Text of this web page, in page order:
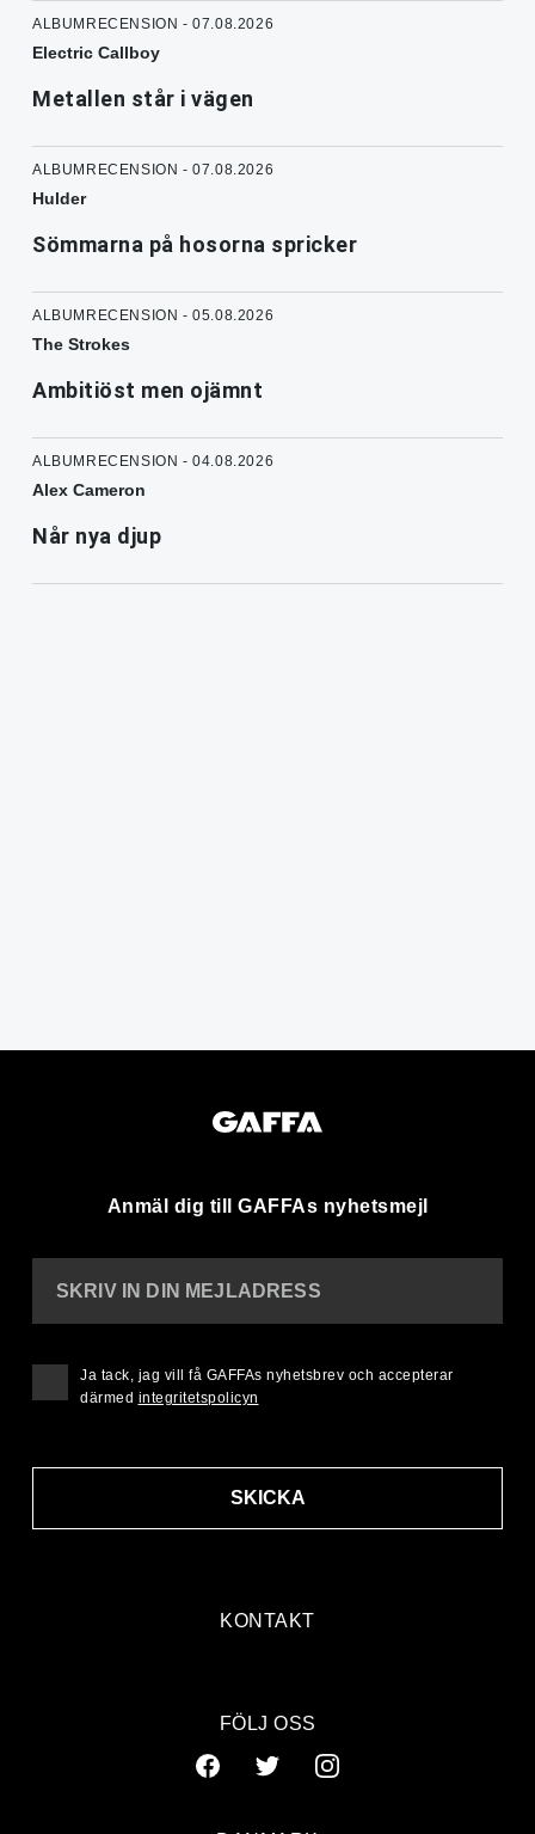
ALBUMRECENSION - 07.08.2026
Electric Callboy
Metallen står i vägen
ALBUMRECENSION - 07.08.2026
Hulder
Sömmarna på hosorna spricker
ALBUMRECENSION - 05.08.2026
The Strokes
Ambitiöst men ojämnt
ALBUMRECENSION - 04.08.2026
Alex Cameron
Når nya djup
Anmäl dig till GAFFAs nyhetsmejl
KONTAKT
SKRIV IN DIN MEJLADRESS
SKICKA
Ja tack, jag vill få GAFFAs nyhetsbrev och accepterar
därmed integritetspolicyn
FÖLJ OSS